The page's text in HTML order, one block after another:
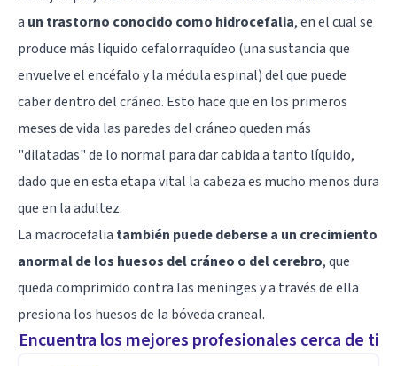
a un trastorno conocido como hidrocefalia, en el cual se
produce más líquido cefalorraquídeo (una sustancia que
envuelve el encéfalo y la médula espinal) del que puede
caber dentro del cráneo. Esto hace que en los primeros
meses de vida las paredes del cráneo queden más
"dilatadas" de lo normal para dar cabida a tanto líquido,
dado que en esta etapa vital la cabeza es mucho menos dura
que en la adultez.
La macrocefalia también puede deberse a un crecimiento
anormal de los huesos del cráneo o del cerebro, que
queda comprimido contra las meningesy a través de ella
presiona los huesos de la bóveda craneal.
Encuentra los mejores profesionales cerca de ti